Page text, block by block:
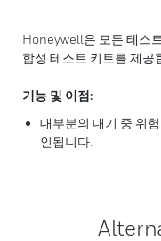
Honeywell은 모든 테스
합성 테스트 키트를 제공
기능 및 이점:
대부분의 대기 중 위
인됩니다.